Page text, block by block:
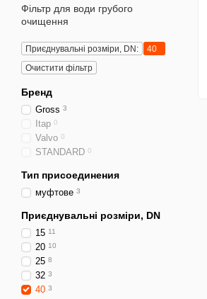
Фільтр для води грубого
очищення
Приєднувальні розміри, DN:
40
Очистити фільтр
Бренд
Gross 3
Itap 0
Valvo 0
STANDARD 0
Тип присоединения
муфтове 3
Приєднувальні розміри, DN
15 11
20 10
25 8
32 3
40 3